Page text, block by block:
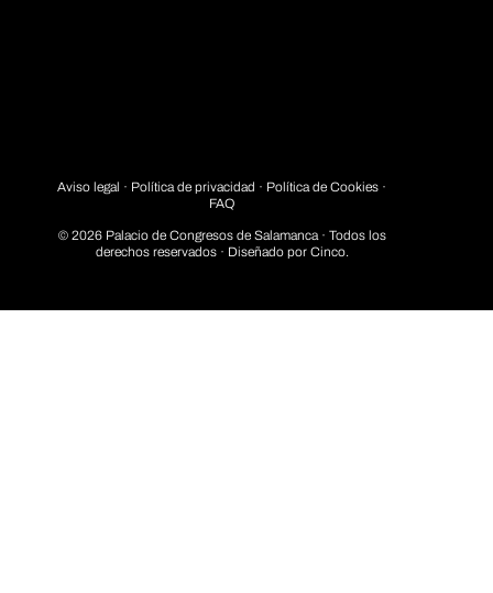
Aviso legal · Política de privacidad · Política de Cookies ·
FAQ
© 2026 Palacio de Congresos de Salamanca · Todos los
derechos reservados · Diseñado por Cinco.